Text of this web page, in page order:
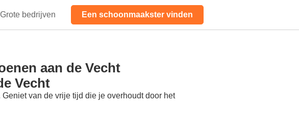
Grote bedrijven Een schoonmaakster vinden
aan de Vecht
Vecht
van de vrije tijd die je overhoudt door het